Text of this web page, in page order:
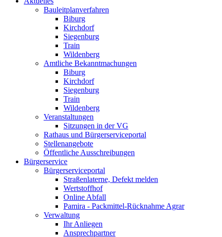
Bauleitplanverfahren
Biburg
Kirchdorf
Siegenburg
Train
Wildenberg
Amtliche Bekanntmachungen
Biburg
Kirchdorf
Siegenburg
Train
Wildenberg
Veranstaltungen
Sitzungen in der VG
Rathaus und Bürgerserviceportal
Stellenangebote
Öffentliche Ausschreibungen
Bürgerservice
Bürgerserviceportal
Straßenlaterne, Defekt melden
Wertstoffhof
Online Abfall
Pamira - Packmittel-Rücknahme Agrar
Verwaltung
Ihr Anliegen
Ansprechpartner